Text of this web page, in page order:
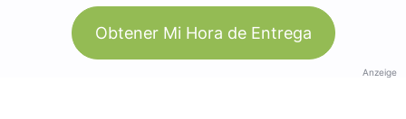
Obtener Mi Hora de Entrega
Anzeige